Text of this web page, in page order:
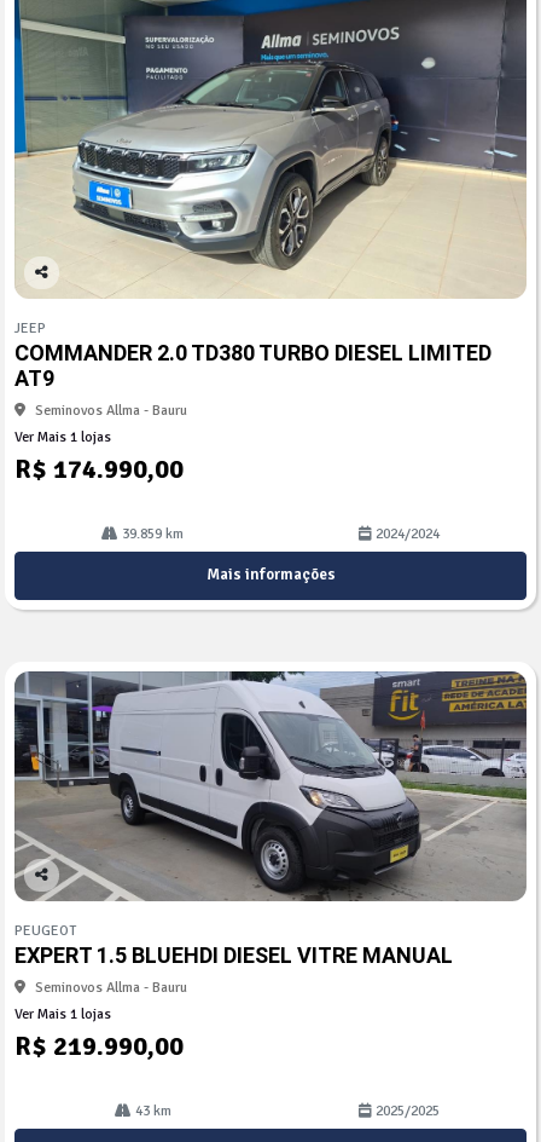
Co
arti
lhe
JEEP
COMMANDER 2.0 TD380 TURBO DIESEL LIMITED
AT9
Seminovos Allma - Bauru
Ver Mais 1 lojas
R$ 174.990,00
39.859 km 2024/2024
Mais informações
Co
arti
lhe
PEUGEOT
EXPERT 1.5 BLUEHDI DIESEL VITRE MANUAL
Seminovos Allma - Bauru
Ver Mais 1 lojas
R$ 219.990,00
43 km 2025/2025